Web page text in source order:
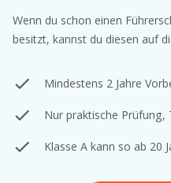
Wenn du schon einen
besitzt, kannst du diesen auf
Mindestens 2 Jahre
Nur praktische
Klasse A kann so ab 20